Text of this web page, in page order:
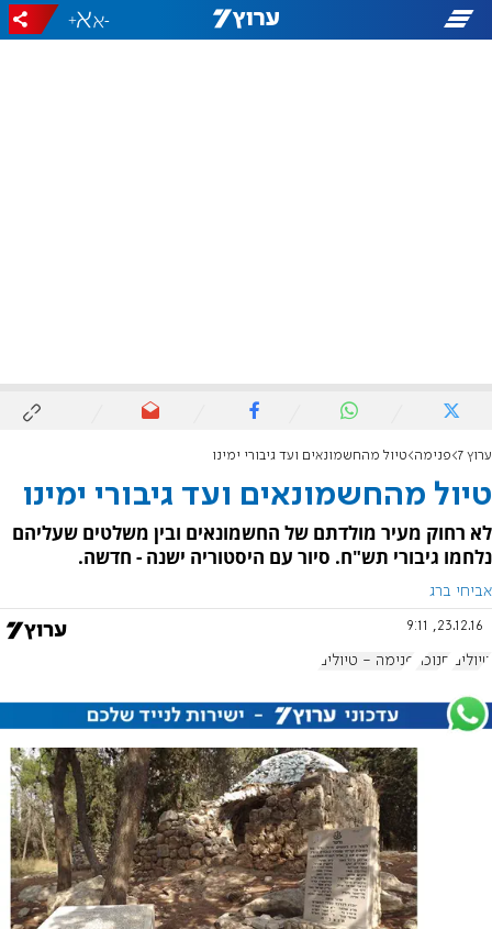
-
+
ערוץ 7 פנימה טיול מהחשמונאים ועד גיבורי ימינו
טיול מהחשמונאים ועד גיבורי ימינו
לא רחוק מעיר מולדתם של החשמונאים ובין משלטים שעליהם
נלחמו גיבורי תש"ח. סיור עם היסטוריה ישנה - חדשה.
אביחי ברג
23.12.16, 9:11
טיולים חנוכה פנימה - טיולים